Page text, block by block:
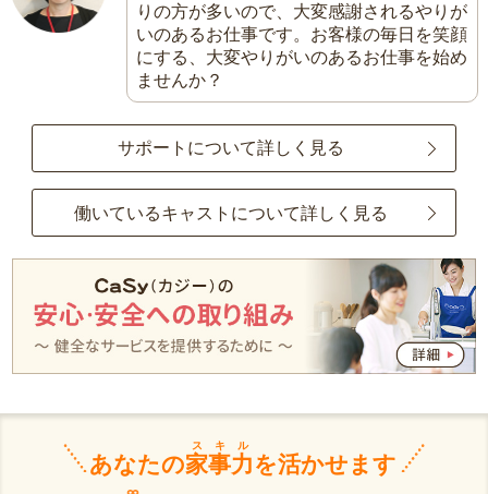
りの方が多いので、大変感謝されるやりが
いのあるお仕事です。お客様の毎日を笑顔
にする、大変やりがいのあるお仕事を始め
ませんか？
サポートについて詳しく見る
働いているキャストについて詳しく見る
あなたの家事力
スキル
を活かせます